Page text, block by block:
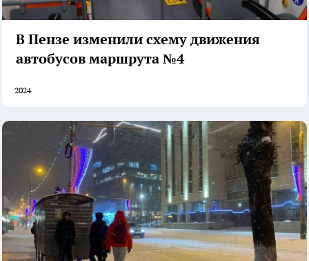
В Пензе изменили схему движения
автобусов маршрута №4
2024